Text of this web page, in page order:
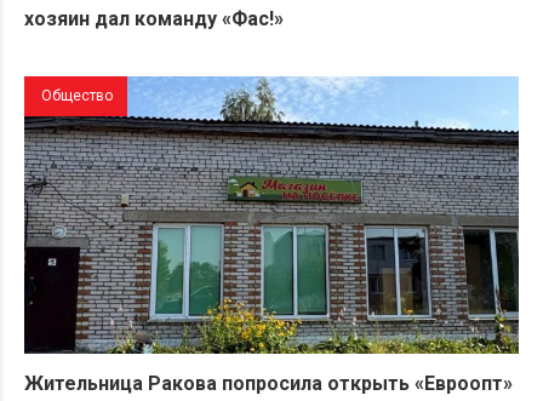
хозяин дал команду «Фас!»
Общество
Жительница Ракова попросила открыть «Евроопт»